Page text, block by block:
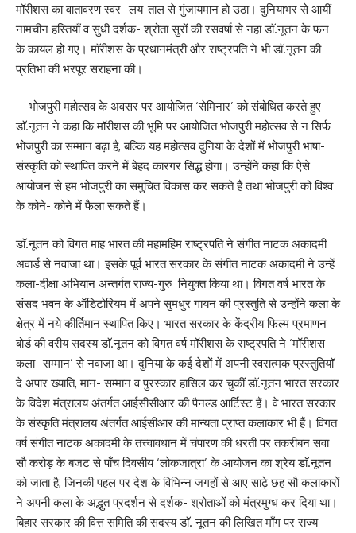
मॉरीशस का वातावरण स्वर- लय-ताल से गुंजायमान हो उठा। दुनियाभर से आयीं
नामचीन हस्तियाँ व सुधी दर्शक- श्रोता सुरों की रसवर्षा से नहा डाॅ.नूतन के फन
के कायल हो गए। माॅरीशस के प्रधानमंत्री और राष्ट्रपति ने भी डाॅ.नूतन की
प्रतिभा की भरपूर सराहना की।
भोजपुरी महोत्सव के अवसर पर आयोजित ‘सेमिनार’ को संबोधित करते हुए
डाॅ.नूतन ने कहा कि मॉरीशस की भूमि पर आयोजित भोजपुरी महोत्सव से न सिर्फ
भोजपुरी का सम्मान बढ़ा है, बल्कि यह महोत्सव दुनिया के देशों में भोजपुरी भाषा-
संस्कृति को स्थापित करने में बेहद कारगर सिद्ध होगा। उन्होंने कहा कि ऐसे
आयोजन से हम भोजपुरी का समुचित विकास कर सकते हैं तथा भोजपुरी को विश्व
के कोने- कोने में फैला सकते हैं।
डाॅ.नूतन को विगत माह भारत की महामहिम राष्ट्रपति ने संगीत नाटक अकादमी
अवार्ड से नवाजा था। इसके पूर्व भारत सरकार के संगीत नाटक अकादमी ने उन्हें
कला-दीक्षा अभियान अन्तर्गत राज्य-गुरु नियुक्त किया था। विगत वर्ष भारत के
संसद भवन के ऑडिटोरियम में अपने सुमधुर गायन की प्रस्तुति से उन्होंने कला के
क्षेत्र में नये कीर्तिमान स्थापित किए। भारत सरकार के केंद्रीय फिल्म प्रमाणन
बोर्ड की वरीय सदस्य डाॅ.नूतन को विगत वर्ष मॉरीशस के राष्ट्रपति ने ‘मॉरीशस
कला- सम्मान’ से नवाजा था। दुनिया के कई देशों में अपनी स्वरात्मक प्रस्तुतियाॅ
दे अपार ख्याति, मान- सम्मान व पुरस्कार हासिल कर चुकीं डाॅ.नूतन भारत सरकार
के विदेश मंत्रालय अंतर्गत आईसीसीआर की पैनल्ड आर्टिस्ट हैं। वे भारत सरकार
के संस्कृति मंत्रालय अंतर्गत आईसीआर की मान्यता प्राप्त कलाकार भी हैं। विगत
वर्ष संगीत नाटक अकादमी के तत्त्वावधान में चंपारण की धरती पर तकरीबन सवा
सौ करोड़ के बजट से पाँच दिवसीय ‘लोकजात्रा’ के आयोजन का श्रेय डाॅ.नूतन
को जाता है, जिनकी पहल पर देश के विभिन्न जगहों से आए साढ़े छह सौ कलाकारों
ने अपनी कला के अद्भुत प्रदर्शन से दर्शक- श्रोताओं को मंत्रमुग्ध कर दिया था।
बिहार सरकार की वित्त समिति की सदस्य डाॅ. नूतन की लिखित माँग पर राज्य